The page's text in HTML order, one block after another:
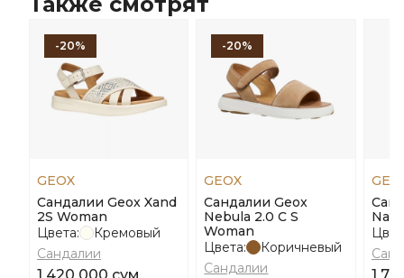
-20%
GEOX
Сандалии Geox Xand
2S Woman
Цвета:
Кремовый
Сандалии
-20%
GEOX
Сандалии Geox
Nebula 2.0 C S
Woman
Цвета:
Коричневый
Сандалии